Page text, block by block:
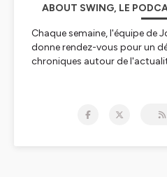
ABOUT SWING, LE
Chaque semaine, l'équipe de
donne rendez-vous pour un
chroniques autour de